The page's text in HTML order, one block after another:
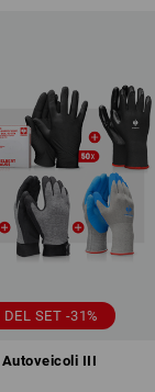
DEL SET -31%
Autoveicoli III